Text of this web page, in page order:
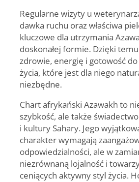
Regularne wizyty u
dawka ruchu oraz właściwa
kluczowe dla utrzymania
doskonałej formie. Dzięki
zdrowie, energię i gotowość
życia, które jest dla niego
niezbędne.
Chart afrykański Azawakh to
szybkość, ale także
i kultury Sahary. Jego
charakter wymagają
odpowiedzialności, ale w
niezrównaną lojalność i
ceniących aktywny styl życia.